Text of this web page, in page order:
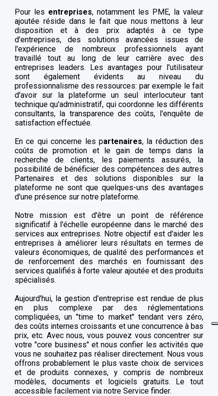
Pour les entreprises, notamment les PME, la valeur
ajoutée réside dans le fait que nous mettons à leur
disposition et à des prix adaptés à ce type
d'entreprises, des solutions avancées issues de
l'expérience de nombreux professionnels ayant
travaillé tout au long de leur carrière avec des
entreprises leaders. Les avantages pour l’utilisateur
sont également évidents au niveau du
professionnalisme des ressources: par exemple le fait
d'avoir sur la plateforme un seul interlocuteur tant
technique qu'administratif, qui coordonne les différents
consultants, la transparence des coûts, l'enquête de
satisfaction effectuée.
En ce qui concerne les partenaires, la réduction des
coûts de promotion et le gain de temps dans la
recherche de clients, les paiements assurés, la
possibilité de bénéficier des compétences des autres
Partenaires et des solutions disponibles sur la
plateforme ne sont que quelques-uns des avantages
d'une présence sur notre plateforme.
Notre mission est d'être un point de référence
significatif à l'échelle européenne dans le marché des
services aux entreprises. Notre objectif est d'aider les
entreprises à améliorer leurs résultats en termes de
valeurs économiques, de qualité des performances et
de renforcement des marchés en fournissant des
services qualifiés à forte valeur ajoutée et des produits
spécialisés.
Aujourd'hui, la gestion d'entreprise est rendue de plus
en plus complexe par des réglementations
compliquées, un "time to market" tendant vers zéro,
des coûts internes croissants et une concurrence à bas
prix, etc. Avec nous, vous pouvez vous concentrer sur
votre "core business" et nous confier les activités que
vous ne souhaitez pas réaliser directement. Nous vous
offrons probablement le plus vaste choix de services
et de produits connexes, y compris de nombreux
modèles, documents et logiciels gratuits. Le tout
accessible facilement via notre Service finder.